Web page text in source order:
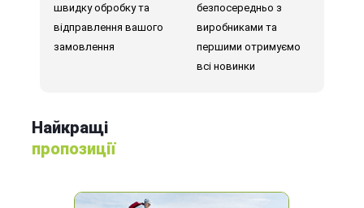
швидку обробку та
відправлення вашого
замовлення
безпосередньо з
виробниками та
першими отримуємо
всі новинки
Найкращі
пропозиції